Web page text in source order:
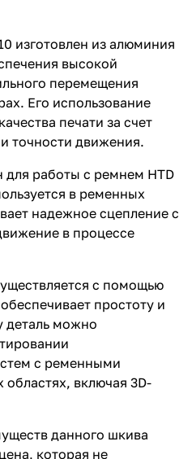
изготовлен из алюминия
высокой
перемещения
Его использование
печати за счет
точности движения.
для работы с ремнем HTD
в ременных
надежное сцепление с
в процессе
с помощью
простоту и
деталь можно
с ременными
включая 3D-
данного шкива
которая не